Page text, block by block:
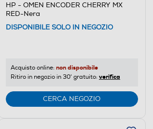
HP - OMEN ENCODER CHERRY MX
RED-Nera
DISPONIBILE SOLO IN NEGOZIO
Acquisto online: non disponibile
Ritiro in negozio in 30' gratuito: verifica
CERCA NEGOZIO